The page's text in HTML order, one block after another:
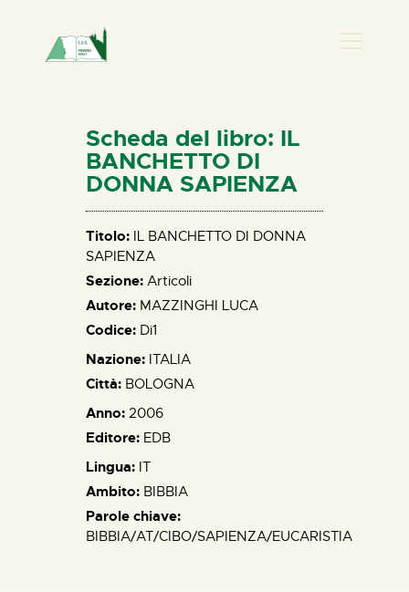
HOME
CHI SIAMO
NEWS
PERCORSI
BIBLIOTECA
ELISA SALERNO
CONTATTI
Scheda del libro: IL
BANCHETTO DI
DONNA SAPIENZA
Titolo: IL BANCHETTO DI DONNA
SAPIENZA
Sezione: Articoli
Autore: MAZZINGHI LUCA
Codice: Di1
Nazione: ITALIA
Città: BOLOGNA
Anno: 2006
Editore: EDB
Lingua: IT
Ambito: BIBBIA
Parole chiave:
BIBBIA/AT/CIBO/SAPIENZA/EUCARISTIA